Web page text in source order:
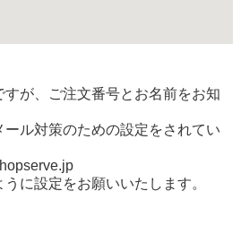
が、ご注文番号とお名前をお知
ル対策のための設定をされてい
に設定をお願いいたします。